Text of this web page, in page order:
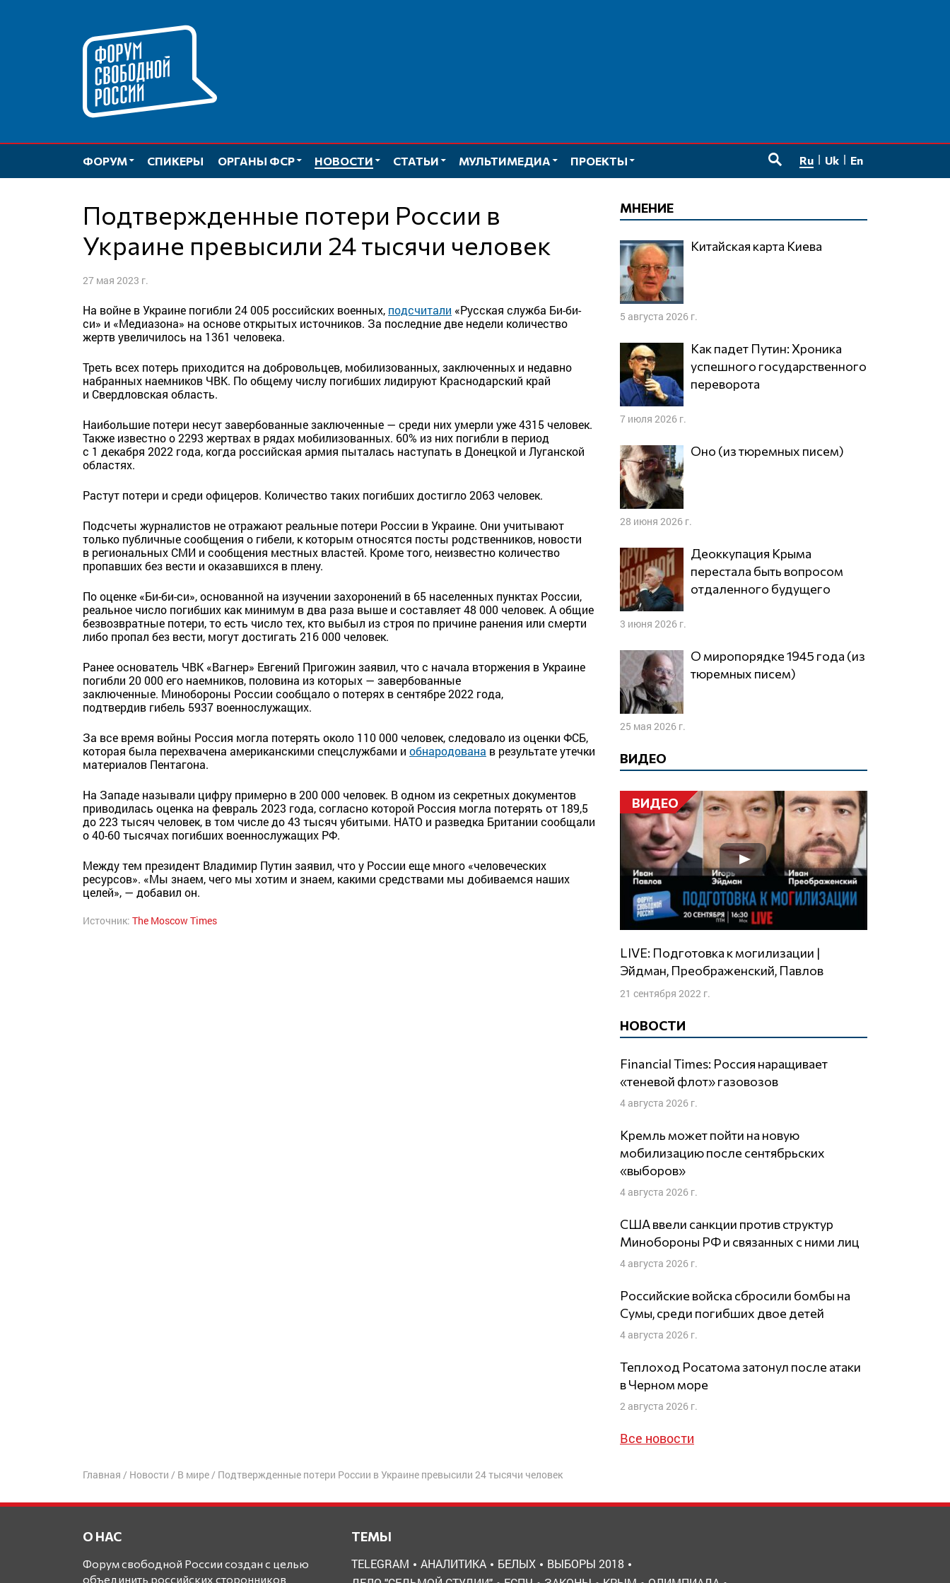
ФОРУМ СПИКЕРЫ ОРГАНЫ ФСР НОВОСТИ СТАТЬИ МУЛЬТИМЕДИА
ПРОЕКТЫ
Ru Uk En
Подтвержденные потери России в
Украине превысили 24 тысячи человек
27 мая 2023 г.
На войне в Украине погибли 24 005 российских военных, подсчитали «Русская служба Би-би-
си» и «Медиазона» на основе открытых источников. За последние две недели количество
жертв увеличилось на 1361 человека.
Треть всех потерь приходится на добровольцев, мобилизованных, заключенных и недавно
набранных наемников ЧВК. По общему числу погибших лидируют Краснодарский край
и Свердловская область.
Наибольшие потери несут завербованные заключенные — среди них умерли уже 4315 человек.
Также известно о 2293 жертвах в рядах мобилизованных. 60% из них погибли в период
с 1 декабря 2022 года, когда российская армия пыталась наступать в Донецкой и Луганской
областях.
Растут потери и среди офицеров. Количество таких погибших достигло 2063 человек.
Подсчеты журналистов не отражают реальные потери России в Украине. Они учитывают
только публичные сообщения о гибели, к которым относятся посты родственников, новости
в региональных СМИ и сообщения местных властей. Кроме того, неизвестно количество
пропавших без вести и оказавшихся в плену.
По оценке «Би-би-си», основанной на изучении захоронений в 65 населенных пунктах России,
реальное число погибших как минимум в два раза выше и составляет 48 000 человек. А общие
безвозвратные потери, то есть число тех, кто выбыл из строя по причине ранения или смерти
либо пропал без вести, могут достигать 216 000 человек.
Ранее основатель ЧВК «Вагнер» Евгений Пригожин заявил, что с начала вторжения в Украине
погибли 20 000 его наемников, половина из которых — завербованные
заключенные. Минобороны России сообщало о потерях в сентябре 2022 года,
подтвердив гибель 5937 военнослужащих.
За все время войны Россия могла потерять около 110 000 человек, следовало из оценки ФСБ,
которая была перехвачена американскими спецслужбами и обнародована в результате утечки
материалов Пентагона.
На Западе называли цифру примерно в 200 000 человек. В одном из секретных документов
приводилась оценка на февраль 2023 года, согласно которой Россия могла потерять от 189,5
до 223 тысяч человек, в том числе до 43 тысяч убитыми. НАТО и разведка Британии сообщали
о 40-60 тысячах погибших военнослужащих РФ.
Между тем президент Владимир Путин заявил, что у России еще много «человеческих
ресурсов». «Мы знаем, чего мы хотим и знаем, какими средствами мы добиваемся наших
целей», — добавил он.
Источник: The Moscow Times
МНЕНИЕ
Китайская карта Киева
5 августа 2026 г.
Как падет Путин: Хроника
успешного государственного
переворота
7 июля 2026 г.
Оно (из тюремных писем)
28 июня 2026 г.
Деоккупация Крыма
перестала быть вопросом
отдаленного будущего
3 июня 2026 г.
О миропорядке 1945 года (из
тюремных писем)
25 мая 2026 г.
ВИДЕО
ВИДЕО
LIVE: Подготовка к могилизации |
Эйдман, Преображенский, Павлов
21 сентября 2022 г.
НОВОСТИ
Financial Times: Россия наращивает
«теневой флот» газовозов
4 августа 2026 г.
Кремль может пойти на новую
мобилизацию после сентябрьских
«выборов»
4 августа 2026 г.
США ввели санкции против структур
Минобороны РФ и связанных с ними лиц
4 августа 2026 г.
Российские войска сбросили бомбы на
Сумы, среди погибших двое детей
4 августа 2026 г.
Теплоход Росатома затонул после атаки
в Черном море
2 августа 2026 г.
Все новости
Главная / Новости / В мире/ Подтвержденные потери России в Украине превысили 24 тысячи человек
О НАС
Форум свободной России создан с целью
объединить российских сторонников
ТЕМЫ
TELEGRAM АНАЛИТИКА БЕЛЫХ
ВЫБОРЫ 2018